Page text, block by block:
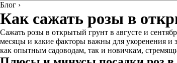
Блог ›
Как сажать розы в
Сажать розы в открытый грунт в августе и
месяцы и какие факторы важны для укоренения и
как опытным садоводам, так и новичкам,